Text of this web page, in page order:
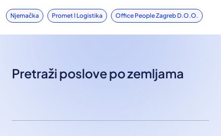
Njemačka Promet I Logistika Office People Zagreb D.o.o.
Pretraži poslove po zemljama